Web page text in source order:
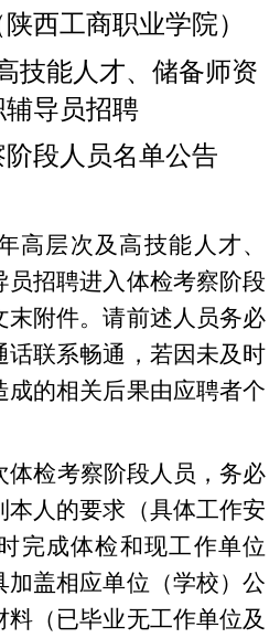
西工商职业学院）
技能人才、储备师资
辅导员招聘
阶段人员名单公告
高层次及高技能人才、
员招聘进入体检考察阶段
末附件。请前述人员务必
话联系畅通，若因未及时
的相关后果由应聘者个
体检考察阶段人员，务必
人的要求（具体工作安
完成体检和现工作单位
加盖相应单位（学校）公
（已毕业无工作单位及